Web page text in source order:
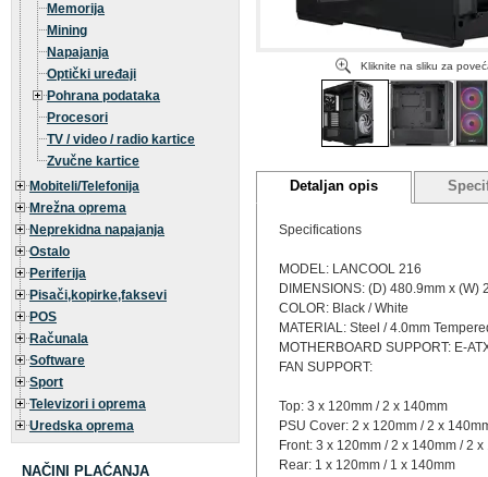
Memorija
Mining
Napajanja
Optički uređaji
Pohrana podataka
Procesori
TV / video / radio kartice
Zvučne kartice
Mobiteli/Telefonija
Mrežna oprema
Neprekidna napajanja
Ostalo
Periferija
Pisači,kopirke,faksevi
POS
Računala
Software
Sport
Televizori i oprema
Uredska oprema
NAČINI PLAĆANJA
Kliknite na sliku za
Detaljan opis
Specifications
MODEL: LANCOOL 216
DIMENSIONS: (D) 480.9mm x (W)
COLOR: Black / White
MATERIAL: Steel / 4.0mm
MOTHERBOARD SUPPORT: E-
FAN SUPPORT:
Top: 3 x 120mm / 2 x 140mm
PSU Cover: 2 x 120mm / 2 x
Front: 3 x 120mm / 2 x 140mm / 2
Rear: 1 x 120mm / 1 x 140mm